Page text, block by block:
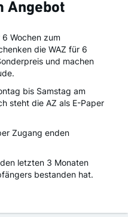
Angebot
Wochen zum
die WAZ für 6
und machen
bis Samstag am
steht die AZ als E-Paper
Zugang enden
letzten 3 Monaten
bestanden hat.